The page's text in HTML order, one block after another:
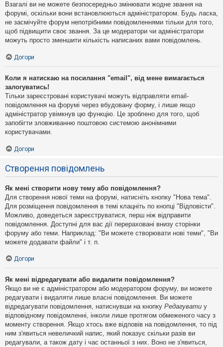
Взагалі ви не можете безпосередньо змінювати жодне звання на
форумі, оскільки вони встановлюються адміністратором. Будь ласка,
не засмічуйте форум непотрібними повідомленнями тільки для того,
щоб підвищити своє звання. За це модератори чи адміністратори
можуть просто зменшити кількість написаних вами повідомлень.
Догори
Коли я натискаю на посилання "email", від мене вимагається
залогуватись!
Тільки зареєстровані користувачі можуть відправляти email-
повідомлення на форумі через вбудовану форму, і лише якщо
адміністратор увімкнув цю функцію. Це зроблено для того, щоб
запобігти зловживанню поштовою системою анонімними
користувачами.
Догори
Створення повідомлень
Як мені створити нову тему або повідомлення?
Для створення нової теми на форумі, натисніть кнопку "Нова тема".
Для розміщення повідомлення в темі клацніть по кнопці "Відповісти".
Можливо, доведеться зареєструватися, перш ніж відправити
повідомлення. Доступні для вас дії перераховані внизу сторінки
форуму або теми. Наприклад: "Ви можете створювати нові теми", "Ви
можете додавати файли" і т. п.
Догори
Як мені відредагувати або видалити повідомлення?
Якщо ви не є адміністратором або модератором форуму, ви можете
редагувати і видаляти лише власні повідомлення. Ви можете
відредагувати повідомлення, натиснувши на кнопку Редагувати у
відповідному повідомленні, інколи лише протягом обмеженого часу з
моменту створення. Якщо хтось вже відповів на повідомлення, то під
ним з'явиться невеличкий напис, який показує скільки разів ви
редагували, а також дату і час останньої з них. Воно не з'явиться,